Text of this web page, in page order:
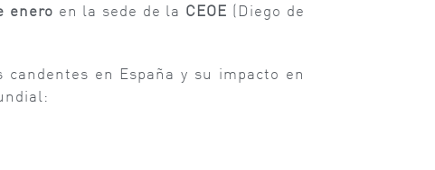
enero en la sede de la CEOE (Diego de
en España y su impacto en